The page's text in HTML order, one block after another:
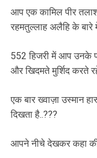
आप एक कामिल पीर
रहमतुल्लाह अलैहि के बारे
552 हिजरी में आप उनके
और खिदमते मुर्शिद करते
एक बार ख्वाज़ा उस्मान
दिखता है..???
आपने नीचे देखकर कहा